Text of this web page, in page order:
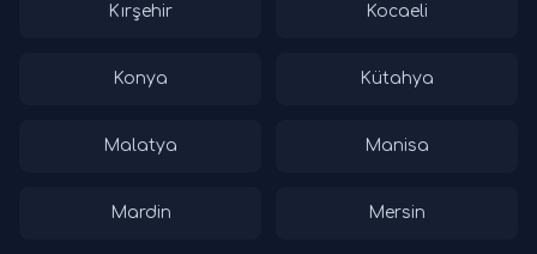
Kırşehir Kocaeli
Konya Kütahya
Malatya Manisa
Mardin Mersin